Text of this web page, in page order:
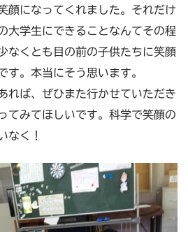
顔になってくれました。それだけ
大学生にできることなんてその程
なくとも目の前の子供たちに笑顔
す。本当にそう思います。
れば、ぜひまた行かせていただき
てみてほしいです。科学で笑顔の
なく！